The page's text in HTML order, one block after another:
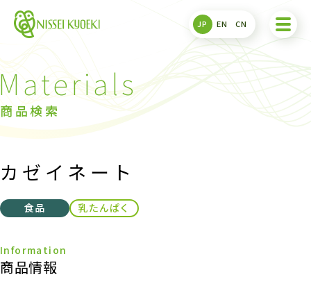
JP EN CN
商品検索
カゼイネート
食品 乳たんぱく
商品情報